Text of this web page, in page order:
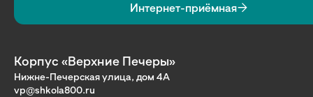
Интернет-приёмная
Корпус «Верхние Печеры»
Нижне-Печерская улица, дом 4А
vp@shkola800.ru